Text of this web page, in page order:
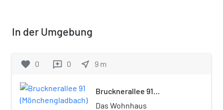
In der Umgebung
favorite 0 reviews 0 near_me 9 m
Brucknerallee 91
Das Wohnhaus